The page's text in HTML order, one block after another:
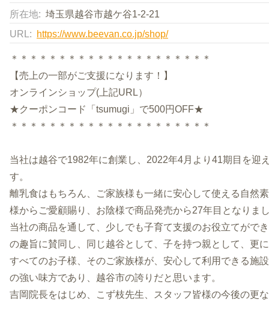
所在地: 埼玉県越谷市越ケ谷1-2-21
URL:
https://www.beevan.co.jp/shop/
＊＊＊＊＊＊＊＊＊＊＊＊＊＊＊＊＊＊＊＊＊
【売上の一部がご支援になります！】
オンラインショップ(上記URL）
★クーポンコード「tsumugi」で500円OFF★
＊＊＊＊＊＊＊＊＊＊＊＊＊＊＊＊＊＊＊＊＊
当社は越谷で1982年に創業し、2022年4月より41期目を迎
す。
離乳食はもちろん、ご家族様も一緒に安心して使える自然
様からご愛顧賜り、お陰様で商品発売から27年目となりま
当社の商品を通して、少しでも子育て支援のお役立てがで
の趣旨に賛同し、同じ越谷として、子を持つ親として、更
すべてのお子様、そのご家族様が、安心して利用できる施
の強い味方であり、越谷市の誇りだと思います。
吉岡院長をはじめ、こず枝先生、スタッフ皆様の今後の更